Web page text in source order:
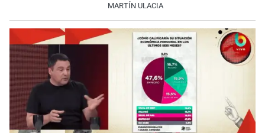
MARTÍN ULACIA